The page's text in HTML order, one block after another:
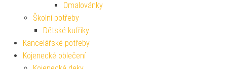
Omalovánky
Školní potřeby
Dětské kufříky
Kancelářské potřeby
Kojenecké oblečení